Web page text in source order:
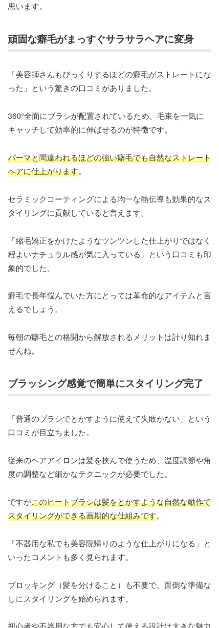
思います。
頑固な癖毛がまっすぐサラサラヘアに変身
「美容師さんもびっくりするほどの癖毛がストレートにな
った」という驚きの口コミがありました。
360°全面にブラシが配置されているため、毛束を一気に
キャッチして効率的に伸ばせるのが特徴です。
パーマと間違われるほどの強い癖毛でも自然なストレート
ヘアに仕上がります。
セラミックコーティングによる均一な熱伝導も効果的なス
タイリングに貢献していると言えます。
「縮毛矯正をかけたようなツンツンした仕上がりではなく
程よいナチュラル感が気に入っている」という口コミも印
象的でした。
癖毛で長年悩んでいた方にとっては革命的なアイテムと言
えるでしょう。
毎朝の癖毛との格闘から解放されるメリットは計り知れま
せんね。
ブラッシング感覚で簡単にスタイリング完了
「普通のブラシでとかすように使えて失敗がない」という
口コミが目立ちました。
従来のヘアアイロンは髪を挟んで使うため、温度調節や角
度の調整など細かなテクニックが必要でした。
ですがこのヒートブラシは髪をとかすような自然な動作で
スタイリングができる画期的な仕組みです。
「不器用な私でも美容院帰りのような仕上がりになる」と
いったコメントも多く見られます。
ブロッキング（髪を分けること）も不要で、面倒な準備な
しにスタイリングを始められます。